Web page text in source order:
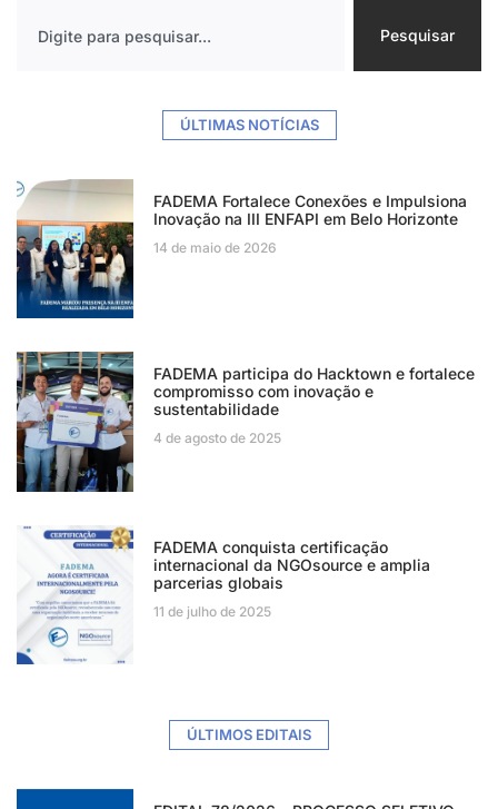
Pesquisar
ÚLTIMAS NOTÍCIAS
FADEMA Fortalece Conexões e Impulsiona
Inovação na III ENFAPI em Belo Horizonte
14 de maio de 2026
FADEMA participa do Hacktown e fortalece
compromisso com inovação e
sustentabilidade
4 de agosto de 2025
FADEMA conquista certificação
internacional da NGOsource e amplia
parcerias globais
11 de julho de 2025
ÚLTIMOS EDITAIS